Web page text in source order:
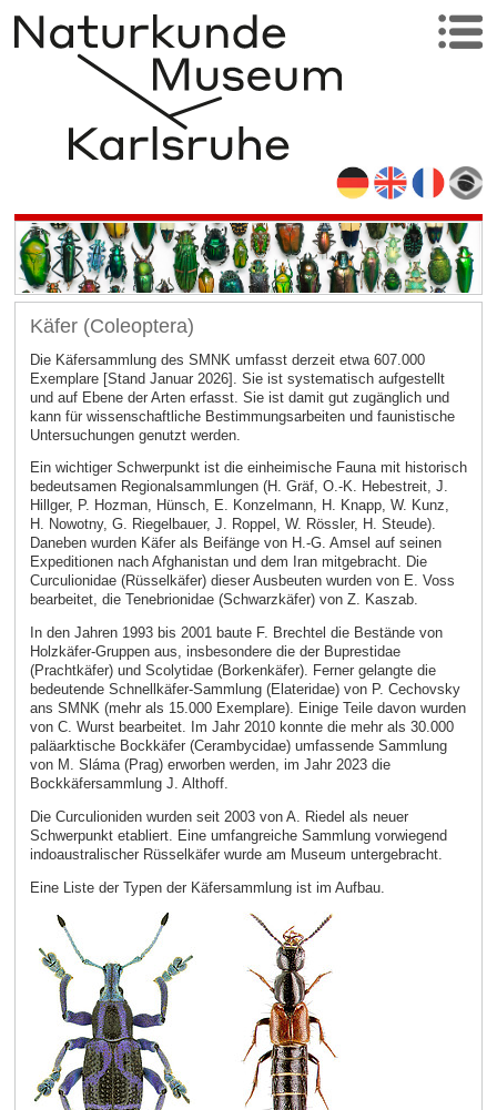
Käfer (Coleoptera)
Die Käfersammlung des SMNK umfasst derzeit etwa 607.000
Exemplare [Stand Januar 2026]. Sie ist systematisch aufgestellt
und auf Ebene der Arten erfasst. Sie ist damit gut zugänglich und
kann für wissenschaftliche Bestimmungsarbeiten und faunistische
Untersuchungen genutzt werden.
Ein wichtiger Schwerpunkt ist die einheimische Fauna mit historisch
bedeutsamen Regionalsammlungen (H. Gräf, O.-K. Hebestreit, J.
Hillger, P. Hozman, Hünsch, E. Konzelmann, H. Knapp, W. Kunz,
H. Nowotny, G. Riegelbauer, J. Roppel, W. Rössler, H. Steude).
Daneben wurden Käfer als Beifänge von H.-G. Amsel auf seinen
Expeditionen nach Afghanistan und dem Iran mitgebracht. Die
Curculionidae (Rüsselkäfer) dieser Ausbeuten wurden von E. Voss
bearbeitet, die Tenebrionidae (Schwarzkäfer) von Z. Kaszab.
In den Jahren 1993 bis 2001 baute F. Brechtel die Bestände von
Holzkäfer-Gruppen aus, insbesondere die der Buprestidae
(Prachtkäfer) und Scolytidae (Borkenkäfer). Ferner gelangte die
bedeutende Schnellkäfer-Sammlung (Elateridae) von P. Cechovsky
ans SMNK (mehr als 15.000 Exemplare). Einige Teile davon wurden
von C. Wurst bearbeitet. Im Jahr 2010 konnte die mehr als 30.000
paläarktische Bockkäfer (Cerambycidae) umfassende Sammlung
von M. Sláma (Prag) erworben werden, im Jahr 2023 die
Bockkäfersammlung J. Althoff.
Die Curculioniden wurden seit 2003 von A. Riedel als neuer
Schwerpunkt etabliert. Eine umfangreiche Sammlung vorwiegend
indoaustralischer Rüsselkäfer wurde am Museum untergebracht.
Eine Liste der Typen der Käfersammlung ist im Aufbau.